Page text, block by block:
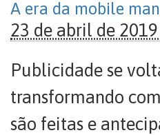
A era da mobile
23 de abril de
Publicidade se
transformando
são feitas e